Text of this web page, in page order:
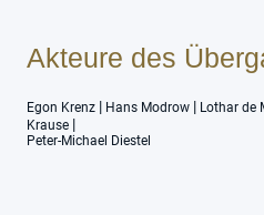
Akteure des
Egon Krenz | Hans Modrow | Lothar de
Krause |
Peter-Michael Diestel